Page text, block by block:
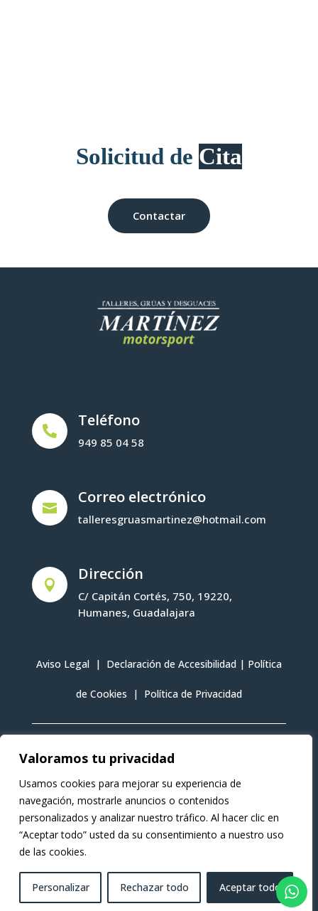
Valoramos tu privacidad
Usamos cookies para mejorar su experiencia de
navegación, mostrarle anuncios o contenidos
personalizados y analizar nuestro tráfico. Al hacer clic en
“Aceptar todo” usted da su consentimiento a nuestro uso
de las cookies.
Personalizar Rechazar todo Aceptar todo
Solicitud de Cita
Contactar

Teléfono
949 85 04 58

Correo electrónico
talleresgruasmartinez@hotmail.com

Dirección
C/ Capitán Cortés, 750, 19220,
Humanes, Guadalajara
Aviso Legal| Declaración de Accesibilidad| Política
de Cookies | Política de Privacidad
Desarrollado porVega Consultores